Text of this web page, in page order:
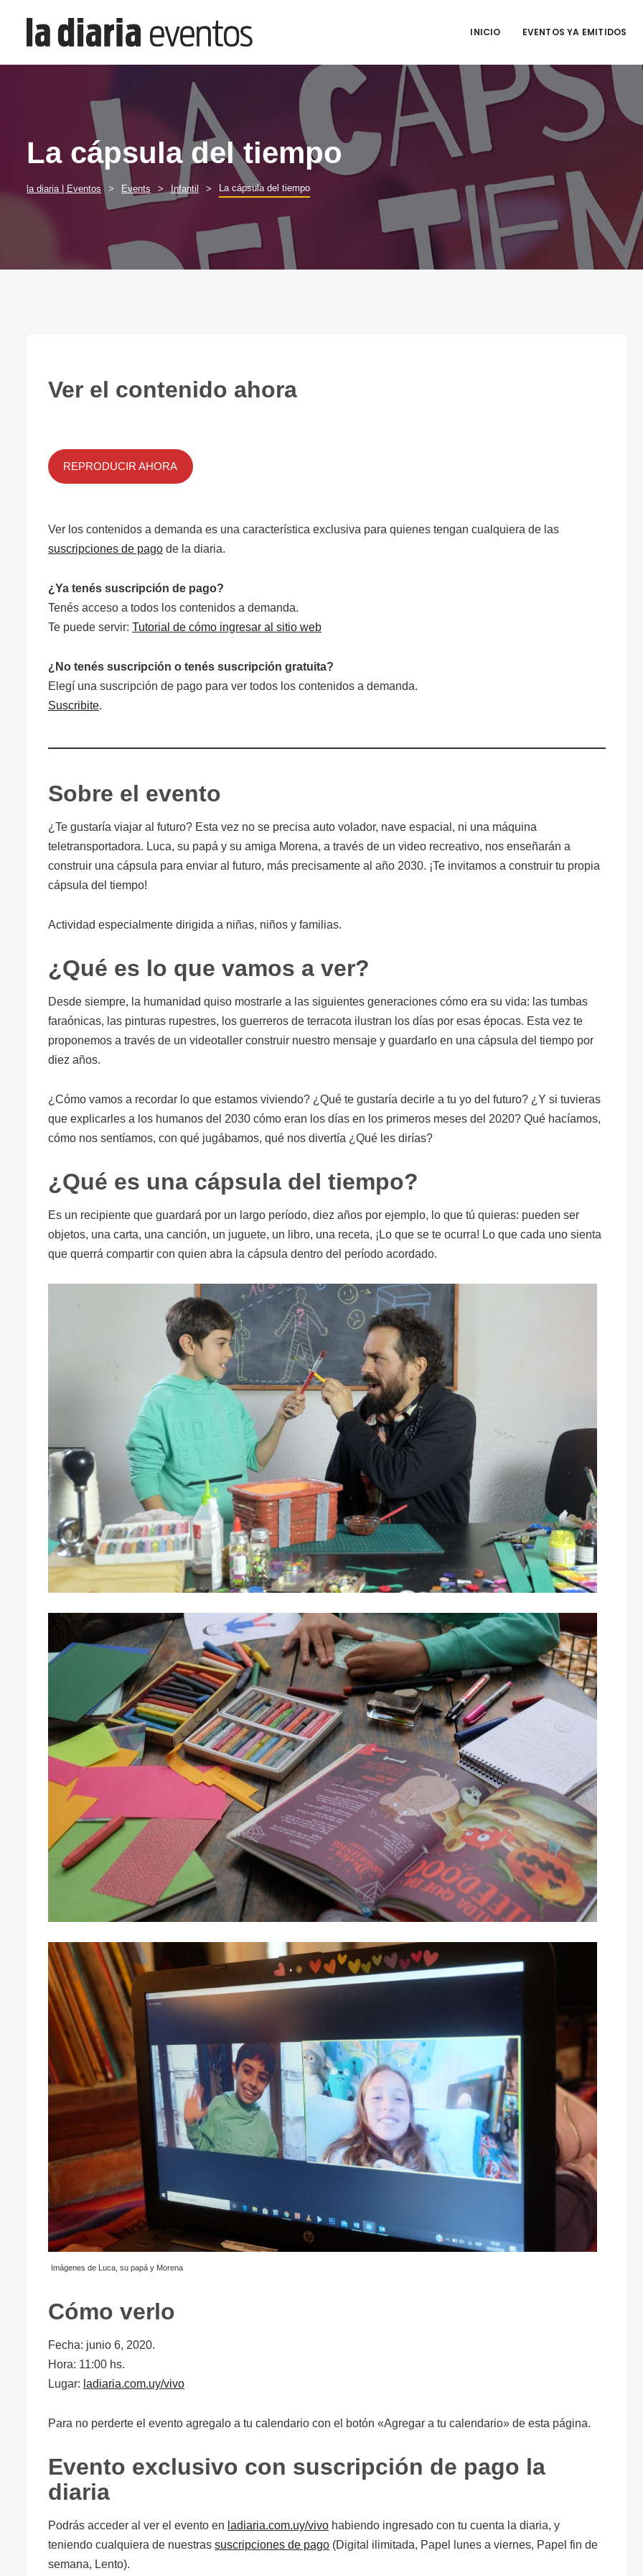
INICIO EVENTOS YA EMITIDOS
La cápsula del tiempo
la diaria | Eventos Events Infantil La cápsula del tiempo
Ver el contenido ahora
REPRODUCIR AHORA
Ver los contenidos a demanda es una característica exclusiva para quienes tengan cualquiera de las
suscripciones de pago de la diaria.
¿Ya tenés suscripción de pago?
Tenés acceso a todos los contenidos a demanda.
Te puede servir: Tutorial de cómo ingresar al sitio web
¿No tenés suscripción o tenés suscripción gratuita?
Elegí una suscripción de pago para ver todos los contenidos a demanda.
Suscribite.
Sobre el evento
¿Te gustaría viajar al futuro? Esta vez no se precisa auto volador, nave espacial, ni una máquina
teletransportadora. Luca, su papá y su amiga Morena, a través de un video recreativo, nos enseñarán a
construir una cápsula para enviar al futuro, más precisamente al año 2030. ¡Te invitamos a construir tu propia
cápsula del tiempo!
Actividad especialmente dirigida a niñas, niños y familias.
¿Qué es lo que vamos a ver?
Desde siempre, la humanidad quiso mostrarle a las siguientes generaciones cómo era su vida: las tumbas
faraónicas, las pinturas rupestres, los guerreros de terracota ilustran los días por esas épocas. Esta vez te
proponemos a través de un videotaller construir nuestro mensaje y guardarlo en una cápsula del tiempo por
diez años.
¿Cómo vamos a recordar lo que estamos viviendo? ¿Qué te gustaría decirle a tu yo del futuro? ¿Y si tuvieras
que explicarles a los humanos del 2030 cómo eran los días en los primeros meses del 2020? Qué hacíamos,
cómo nos sentíamos, con qué jugábamos, qué nos divertía ¿Qué les dirías?
¿Qué es una cápsula del tiempo?
Es un recipiente que guardará por un largo período, diez años por ejemplo, lo que tú quieras: pueden ser
objetos, una carta, una canción, un juguete, un libro, una receta, ¡Lo que se te ocurra! Lo que cada uno sienta
que querrá compartir con quien abra la cápsula dentro del período acordado.
Imágenes de Luca, su papá y Morena
Cómo verlo
Fecha: junio 6, 2020.
Hora: 11:00 hs.
Lugar: ladiaria.com.uy/vivo
Para no perderte el evento agregalo a tu calendario con el botón «Agregar a tu calendario» de esta página.
Evento exclusivo con suscripción de pago la
diaria
Podrás acceder al ver el evento en ladiaria.com.uy/vivo habiendo ingresado con tu cuenta la diaria, y
teniendo cualquiera de nuestras suscripciones de pago (Digital ilimitada, Papel lunes a viernes, Papel fin de
semana, Lento).